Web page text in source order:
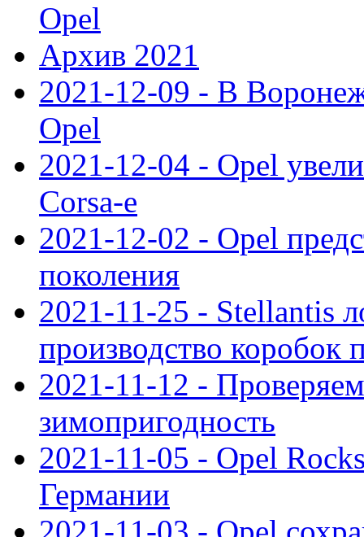
Opel
Архив 2021
2021-12-09 - В
Opel
2021-12-04 - Opel
Corsa-e
2021-12-02 - Opel
поколения
2021-11-25 - Stellantis
производство коробок
2021-11-12 -
зимопригодность
2021-11-05 - Opel
Германии